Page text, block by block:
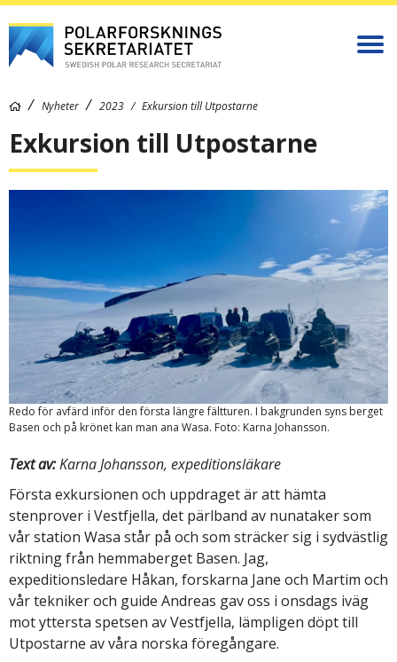
Nyheter 2023 Exkursion till Utpostarne
Exkursion till Utpostarne
Redo för avfärd inför den första längre fältturen. I bakgrunden syns berget
Basen och på krönet kan man ana Wasa. Foto: Karna Johansson.
Text av:Karna Johansson, expeditionsläkare
Första exkursionen och uppdraget är att hämta
stenprover i Vestfjella, det pärlband av nunataker som
vår station Wasa står på och som sträcker sig i sydvästlig
riktning från hemmaberget Basen. Jag,
expeditionsledare Håkan, forskarna Jane och Martim och
vår tekniker och guide Andreas gav oss i onsdags iväg
mot yttersta spetsen av Vestfjella, lämpligen döpt till
Utpostarne av våra norska föregångare.